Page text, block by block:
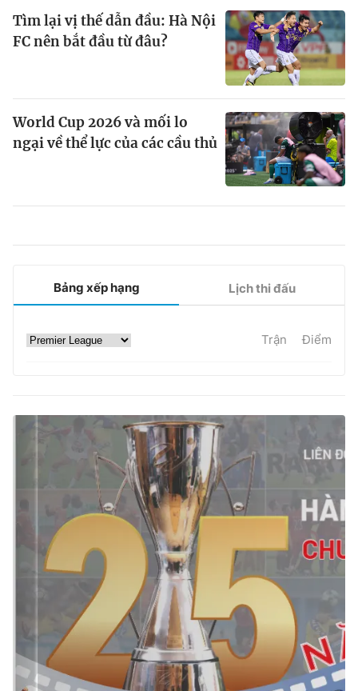
Tìm lại vị thế dẫn đầu: Hà Nội
FC nên bắt đầu từ đâu?
World Cup 2026 và mối lo
ngại về thể lực của các cầu thủ
Bảng xếp hạng Lịch thi đấu
Trận Điểm